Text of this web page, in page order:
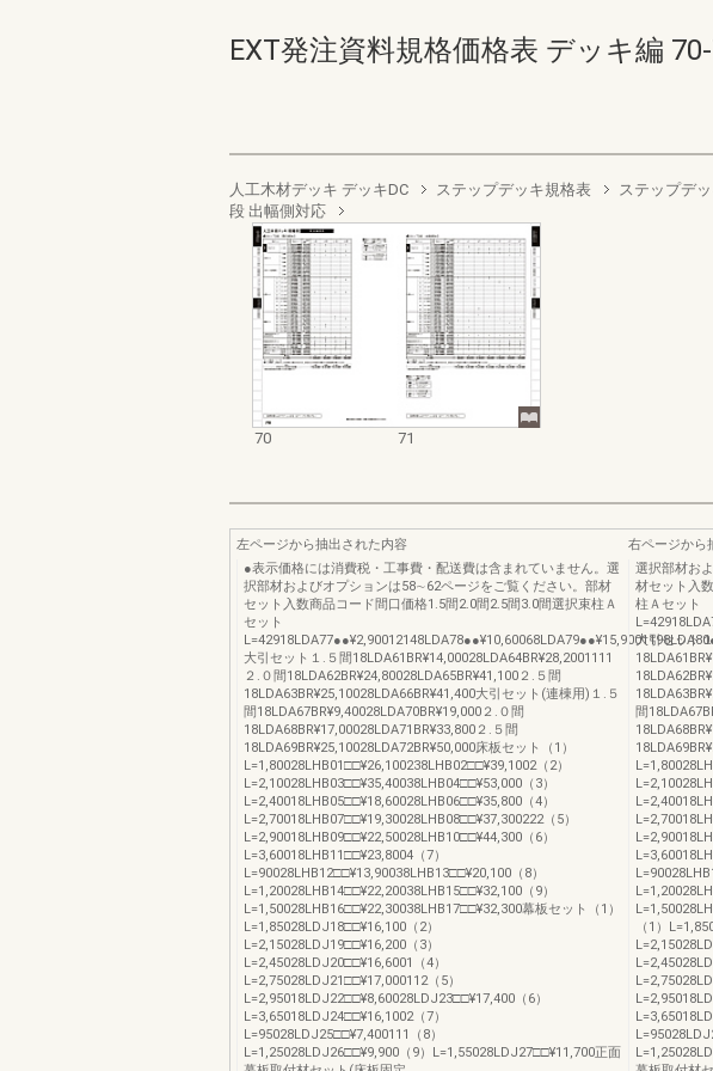
EXT発注資料規格価格表 デッキ編
人工木材デッキ デッキDC ステップデッキ規格表 ステップデ
段 出幅側対応
70 71
左ページから抽出された内容
●表示価格には消費税・工事費・配送費は含まれていません。選
択部材およびオプションは58∼62ページをご覧ください。部材
セット入数商品コード間口価格1.5間2.0間2.5間3.0間選択束柱Ａ
セット
大引セット１.５間18LDA61BR¥14,00028LDA64BR¥28,2001111
２.０間18LDA62BR¥24,80028LDA65BR¥41,100２.５間
18LDA63BR¥25,10028LDA66BR¥41,400大引セット(連棟用)１.５
間18LDA67BR¥9,40028LDA70BR¥19,000２.０間
18LDA68BR¥17,00028LDA71BR¥33,800２.５間
18LDA69BR¥25,10028LDA72BR¥50,000床板セット（1）
L=1,80028LHB01□□¥26,100238LHB02□□¥39,1002（2）
L=2,10028LHB03□□¥35,40038LHB04□□¥53,000（3）
L=2,40018LHB05□□¥18,60028LHB06□□¥35,800（4）
L=2,70018LHB07□□¥19,30028LHB08□□¥37,300222（5）
L=2,90018LHB09□□¥22,50028LHB10□□¥44,300（6）
L=3,60018LHB11□□¥23,8004（7）
L=90028LHB12□□¥13,90038LHB13□□¥20,100（8）
L=1,20028LHB14□□¥22,20038LHB15□□¥32,100（9）
L=1,50028LHB16□□¥22,30038LHB17□□¥32,300幕板セット（1）
L=1,85028LDJ18□□¥16,100（2）
L=2,15028LDJ19□□¥16,200（3）
L=2,45028LDJ20□□¥16,6001（4）
L=2,75028LDJ21□□¥17,000112（5）
L=2,95018LDJ22□□¥8,60028LDJ23□□¥17,400（6）
L=3,65018LDJ24□□¥16,1002（7）
L=95028LDJ25□□¥7,400111（8）
L=1,25028LDJ26□□¥9,900（9）L=1,55028LDJ27□□¥11,700正面
右ページから
選択部材お
材セット入
柱Ａセット
大引セット
間
（1）